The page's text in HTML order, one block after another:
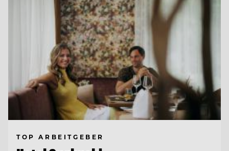
TOP ARBEITGEBER